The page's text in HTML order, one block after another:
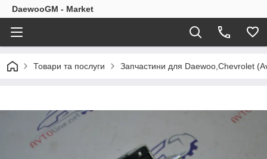
DaewooGM - Market
Товари та послуги Запчастини для Daewoo,Chevrolet